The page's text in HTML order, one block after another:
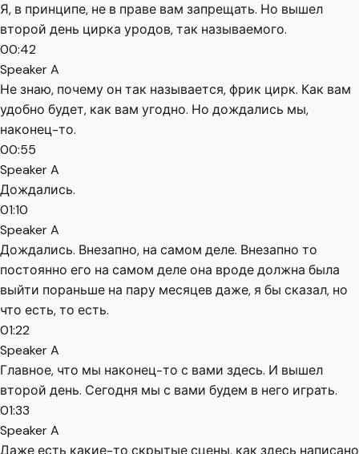
Я, в принципе, не в праве вам запрещать. Но вышел
второй день цирка уродов, так называемого.
00:42
Speaker A
Не знаю, почему он так называется, фрик цирк. Как вам
удобно будет, как вам угодно. Но дождались мы,
наконец-то.
00:55
Speaker A
Дождались.
01:10
Speaker A
Дождались. Внезапно, на самом деле. Внезапно то
постоянно его на самом деле она вроде должна была
выйти пораньше на пару месяцев даже, я бы сказал, но
что есть, то есть.
01:22
Speaker A
Главное, что мы наконец-то с вами здесь. И вышел
второй день. Сегодня мы с вами будем в него играть.
01:33
Speaker A
Даже есть какие-то скрытые сцены, как здесь написано